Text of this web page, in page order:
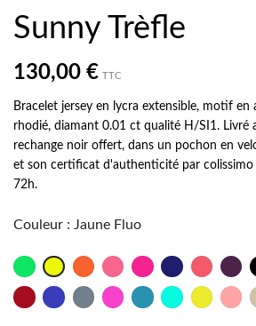
Sunny Trèfle
130,00 € TTC
Bracelet jersey en lycra extensible, motif
rhodié, diamant 0.01 ct qualité H/SI1. Livré
rechange noir offert, dans un pochon en
et son certificat d'authenticité par colissimo
72h.
Couleur : Jaune Fluo
Vert
Fluo
Jaune
Fluo
Orange
Fluo
Rose
Fluo
FushiaMarinePsycho
RougeOutre
Mer
TitaneRose
Shock
LagonCaraïbesBrésil
Fluo